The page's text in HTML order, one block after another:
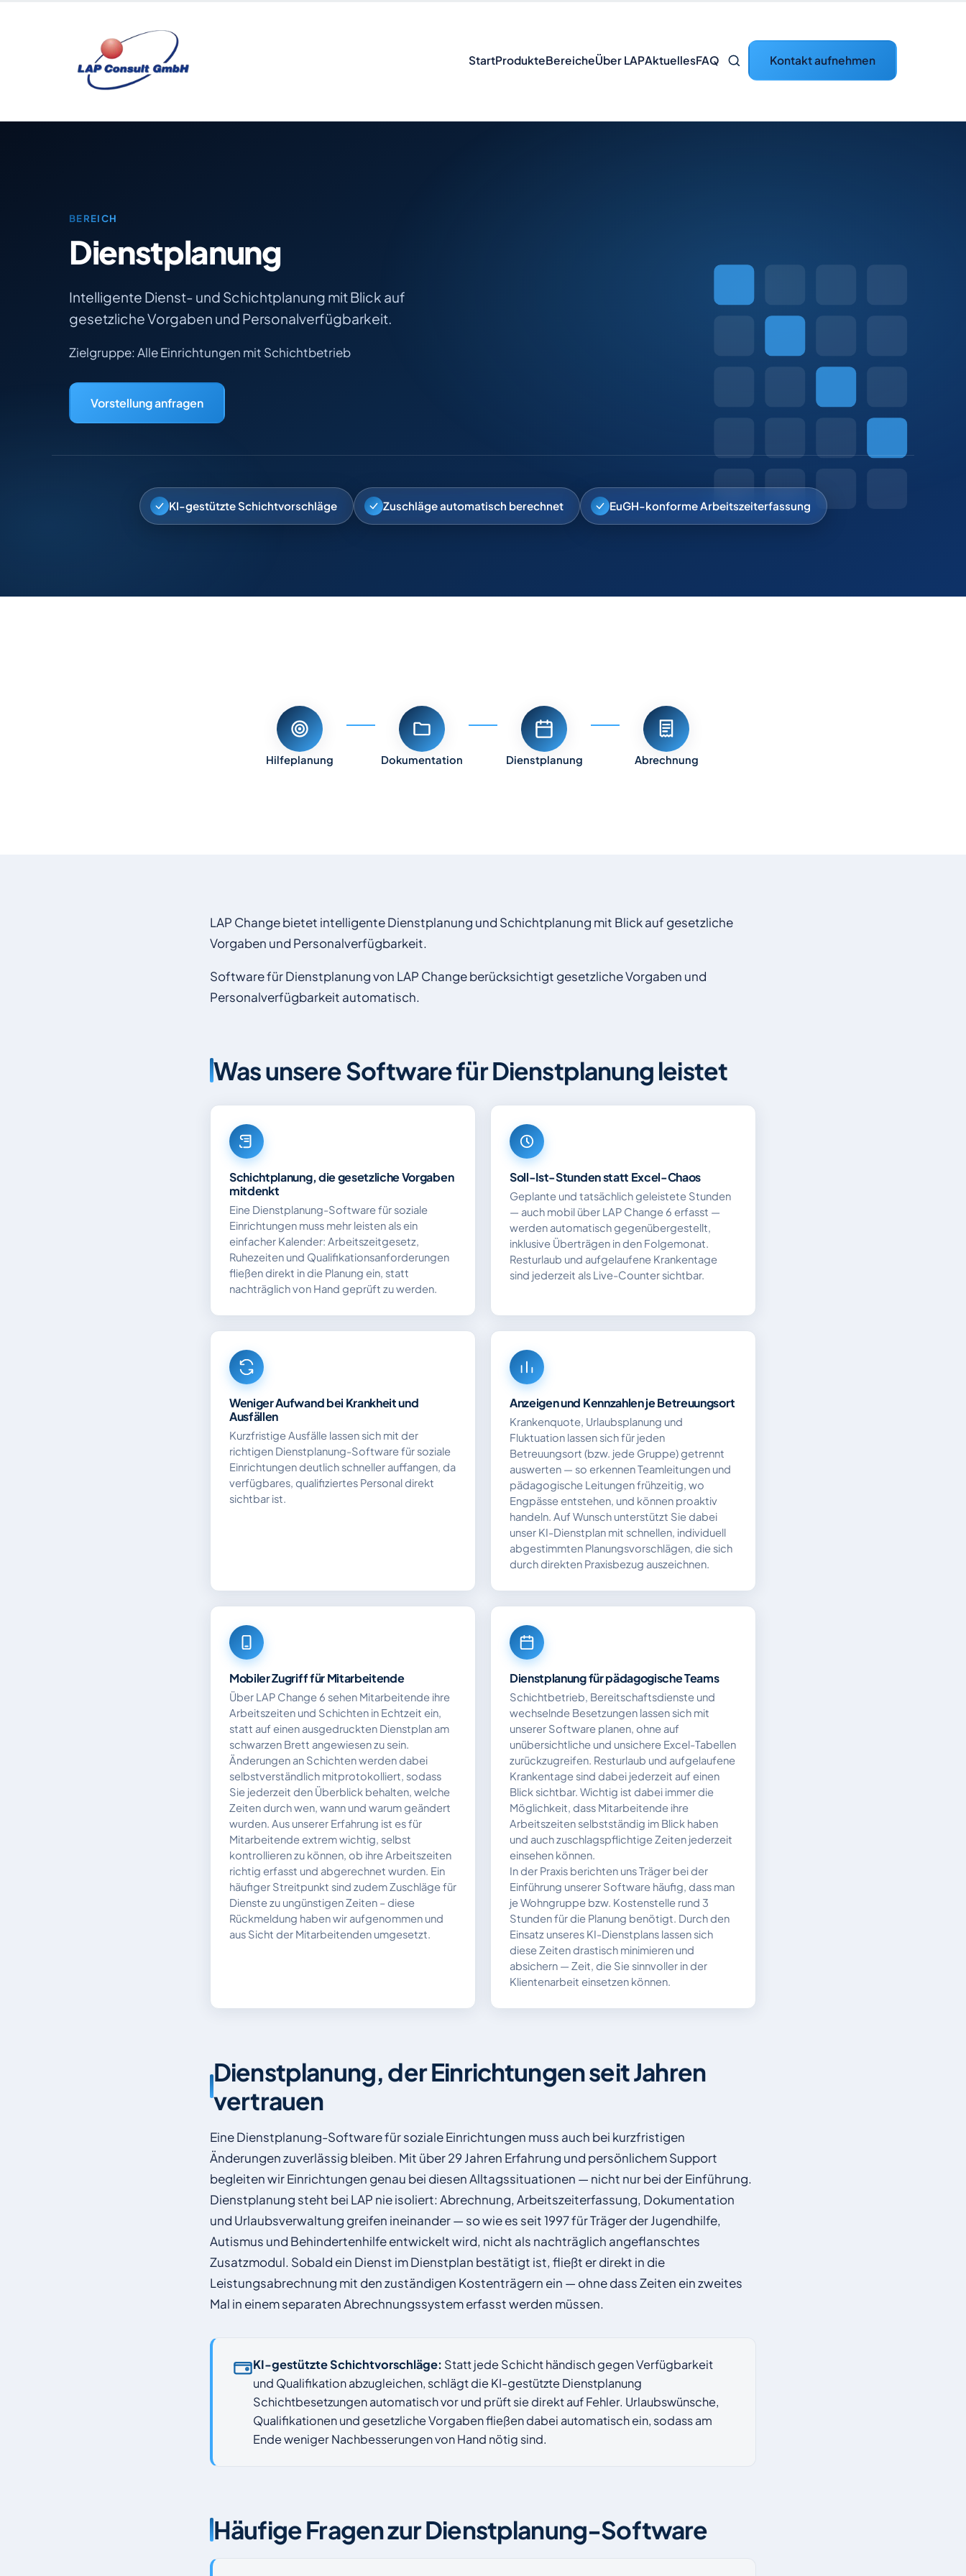
StartProdukteBereicheÜber LAPAktuellesFAQ Kontakt aufnehmen
BEREICH
Dienstplanung
Intelligente Dienst- und Schichtplanung mit Blick auf
gesetzliche Vorgaben und Personalverfügbarkeit.
Zielgruppe: Alle Einrichtungen mit Schichtbetrieb
Vorstellung anfragen
KI-gestützte Schichtvorschläge Zuschläge automatisch berechnet EuGH-konforme Arbeitszeiterfassung
Hilfeplanung Dokumentation Dienstplanung Abrechnung
LAP Change bietet intelligente Dienstplanung und Schichtplanung mit Blick auf gesetzliche
Vorgaben und Personalverfügbarkeit.
Software für Dienstplanung von LAP Change berücksichtigt gesetzliche Vorgaben und
Personalverfügbarkeit automatisch.
Was unsere Software für Dienstplanung leistet
Schichtplanung, die gesetzliche Vorgaben
mitdenkt
Eine Dienstplanung-Software für soziale
Einrichtungen muss mehr leisten als ein
einfacher Kalender: Arbeitszeitgesetz,
Ruhezeiten und Qualifikationsanforderungen
fließen direkt in die Planung ein, statt
nachträglich von Hand geprüft zu werden.
Soll-Ist-Stunden statt Excel-Chaos
Geplante und tatsächlich geleistete Stunden
— auch mobil über LAP Change 6 erfasst —
werden automatisch gegenübergestellt,
inklusive Überträgen in den Folgemonat.
Resturlaub und aufgelaufene Krankentage
sind jederzeit als Live-Counter sichtbar.
Weniger Aufwand bei Krankheit und
Ausfällen
Kurzfristige Ausfälle lassen sich mit der
richtigen Dienstplanung-Software für soziale
Einrichtungen deutlich schneller auffangen, da
verfügbares, qualifiziertes Personal direkt
sichtbar ist.
Anzeigen und Kennzahlen je Betreuungsort
Krankenquote, Urlaubsplanung und
Fluktuation lassen sich für jeden
Betreuungsort (bzw. jede Gruppe) getrennt
auswerten — so erkennen Teamleitungen und
pädagogische Leitungen frühzeitig, wo
Engpässe entstehen, und können proaktiv
handeln. Auf Wunsch unterstützt Sie dabei
unser KI-Dienstplan mit schnellen, individuell
abgestimmten Planungsvorschlägen, die sich
durch direkten Praxisbezug auszeichnen.
Mobiler Zugriff für Mitarbeitende
Über LAP Change 6 sehen Mitarbeitende ihre
Arbeitszeiten und Schichten in Echtzeit ein,
statt auf einen ausgedruckten Dienstplan am
schwarzen Brett angewiesen zu sein.
Änderungen an Schichten werden dabei
selbstverständlich mitprotokolliert, sodass
Sie jederzeit den Überblick behalten, welche
Zeiten durch wen, wann und warum geändert
wurden. Aus unserer Erfahrung ist es für
Mitarbeitende extrem wichtig, selbst
kontrollieren zu können, ob ihre Arbeitszeiten
richtig erfasst und abgerechnet wurden. Ein
häufiger Streitpunkt sind zudem Zuschläge für
Dienste zu ungünstigen Zeiten – diese
Rückmeldung haben wir aufgenommen und
aus Sicht der Mitarbeitenden umgesetzt.
Dienstplanung für pädagogische Teams
Schichtbetrieb, Bereitschaftsdienste und
wechselnde Besetzungen lassen sich mit
unserer Software planen, ohne auf
unübersichtliche und unsichere Excel-Tabellen
zurückzugreifen. Resturlaub und aufgelaufene
Krankentage sind dabei jederzeit auf einen
Blick sichtbar. Wichtig ist dabei immer die
Möglichkeit, dass Mitarbeitende ihre
Arbeitszeiten selbstständig im Blick haben
und auch zuschlagspflichtige Zeiten jederzeit
einsehen können.
In der Praxis berichten uns Träger bei der
Einführung unserer Software häufig, dass man
je Wohngruppe bzw. Kostenstelle rund 3
Stunden für die Planung benötigt. Durch den
Einsatz unseres KI-Dienstplans lassen sich
diese Zeiten drastisch minimieren und
absichern — Zeit, die Sie sinnvoller in der
Klientenarbeit einsetzen können.
Dienstplanung, der Einrichtungen seit Jahren
vertrauen
Eine Dienstplanung-Software für soziale Einrichtungen muss auch bei kurzfristigen
Änderungen zuverlässig bleiben. Mit über 29 Jahren Erfahrung und persönlichem Support
begleiten wir Einrichtungen genau bei diesen Alltagssituationen — nicht nur bei der Einführung.
Dienstplanung steht bei LAP nie isoliert: Abrechnung, Arbeitszeiterfassung, Dokumentation
und Urlaubsverwaltung greifen ineinander — so wie es seit 1997 für Träger der Jugendhilfe,
Autismus und Behindertenhilfe entwickelt wird, nicht als nachträglich angeflanschtes
Zusatzmodul. Sobald ein Dienst im Dienstplan bestätigt ist, fließt er direkt in die
Leistungsabrechnung mit den zuständigen Kostenträgern ein — ohne dass Zeiten ein zweites
Mal in einem separaten Abrechnungssystem erfasst werden müssen.
KI-gestützte Schichtvorschläge: Statt jede Schicht händisch gegen Verfügbarkeit
und Qualifikation abzugleichen, schlägt die KI-gestützte Dienstplanung
Schichtbesetzungen automatisch vor und prüft sie direkt auf Fehler. Urlaubswünsche,
Qualifikationen und gesetzliche Vorgaben fließen dabei automatisch ein, sodass am
Ende weniger Nachbesserungen von Hand nötig sind.
Häufige Fragen zur Dienstplanung-Software